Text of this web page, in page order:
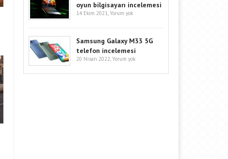
oyun bilgisayarı incelemesi
14 Ekim 2021, Yorum yok
Samsung Galaxy M33 5G
telefon incelemesi
20 Nisan 2022, Yorum yok